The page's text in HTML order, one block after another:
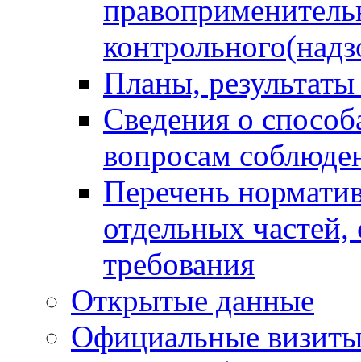
Планы,
Сведения о
вопросам
Перечень
отдельных
требования
Открытые данные
Официальные